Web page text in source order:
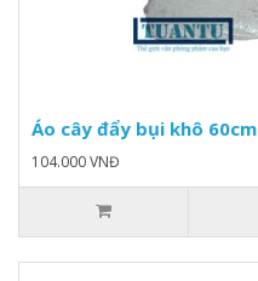
Áo cây đẩy bụi khô 60cm
104.000 VNĐ